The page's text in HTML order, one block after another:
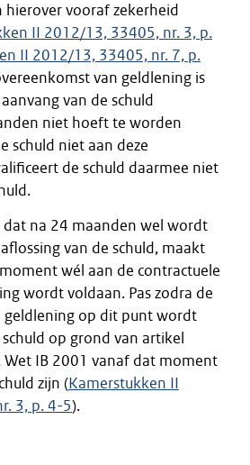
hierover vooraf zekerheid
II 2012/13, 33405, nr. 3, p.
II 2012/13, 33405, nr. 7, p.
van geldlening is
van de schuld
niet hoeft te worden
schuld niet aan deze
de schuld daarmee niet
na 24 maanden wel wordt
van de schuld, maakt
wél aan de contractuele
wordt voldaan. Pas zodra de
geldlening op dit punt wordt
op grond van artikel
Wet IB 2001 vanaf dat moment
zijn (Kamerstukken II
3, p. 4-5).